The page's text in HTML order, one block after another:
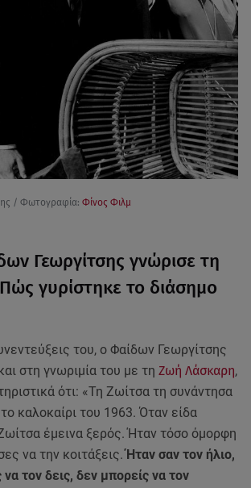
/ Φωτογραφία: Φίνος Φιλμ
Γεωργίτσης γνώρισε τη
γυρίστηκε το διάσημο
του, ο Φαίδων Γεωργίτσης
στη γνωριμία του με τη Ζωή Λάσκαρη,
ότι: «Τη Ζωίτσα τη συνάντησα
καλοκαίρι του 1963. Όταν είδα
έμεινα ξερός. Ήταν τόσο όμορφη
να την κοιτάξεις.Ήταν σαν τον ήλιο,
τον δεις, δεν μπορείς να τον